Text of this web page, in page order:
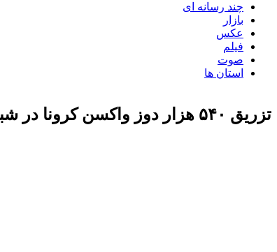
چند رسانه ای
بازار
عکس
فیلم
صوت
استان ها
تزریق ۵۴۰ هزار دوز واکسن کرونا در شبانه روز گذشته